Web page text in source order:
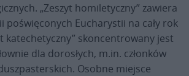
„Zeszyt homiletyczny” zawiera
poświęconych Eucharystii na cały rok
katechetyczny” skoncentrowany jest
dla dorosłych, m.in. członków
Osobne miejsce